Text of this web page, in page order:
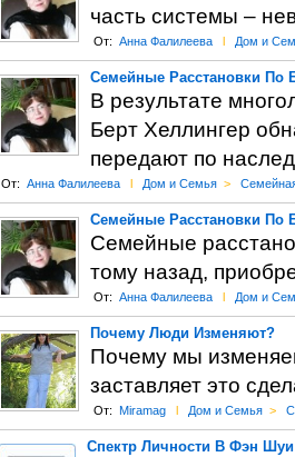
часть системы –
От: Анна Фалилеева l Дом и
Семейные Расстановки По
В результате
Берт Хеллингер
передают по
От: Анна Фалилеева l Дом и Семья >
Семейные Расстановки По
Семейные
тому назад,
От: Анна Фалилеева l Дом и
Почему Люди Изменяют?
Почему мы
заставляет это
От: Miramag l Дом и Семья >
Спектр Личности В Фэн Шуи